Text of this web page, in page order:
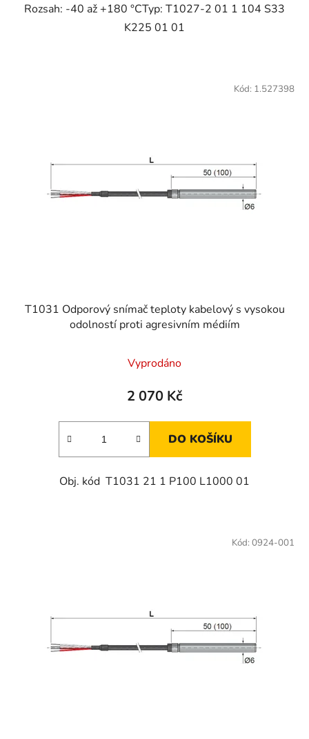
Rozsah: -40 až +180 °CTyp: T1027-2 01 1 104 S33
K225 01 01
T1031 Odporový snímač teploty kabelový s vysokou
odolností proti agresivním médiím
Vyprodáno
2 070 Kč
DO KOŠÍKU
Obj. kód T1031 21 1 P100 L1000 01
Kód: 1.527398
Kód: 0924-001